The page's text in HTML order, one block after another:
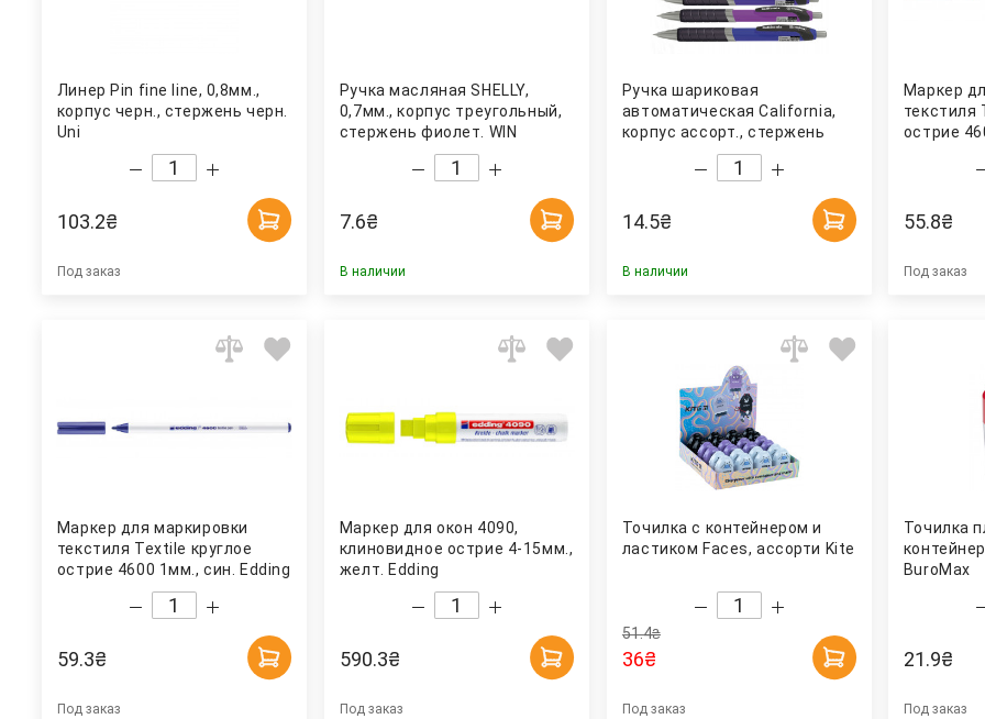
Линер Pin fine line, 0,8мм.,
корпус черн., стержень черн.
Uni
103.2₴
Под заказ
Ручка масляная SHELLY,
0,7мм., корпус треугольный,
стержень фиолет. WIN
7.6₴
В наличии
Ручка шариковая
автоматическая California,
корпус ассорт., стержень
14.5₴
В наличии
Маркер
текстиля
острие
55.8₴
Под заказ
Маркер для маркировки
текстиля Textile круглое
острие 4600 1мм., син. Edding
59.3₴
Под заказ
Маркер для окон 4090,
клиновидное острие 4-15мм.,
желт. Edding
590.3₴
Под заказ
Точилка с контейнером и
ластиком Faces, ассорти Kite
51.4₴
36₴
Под заказ
Точилка
BuroMax
21.9₴
Под заказ